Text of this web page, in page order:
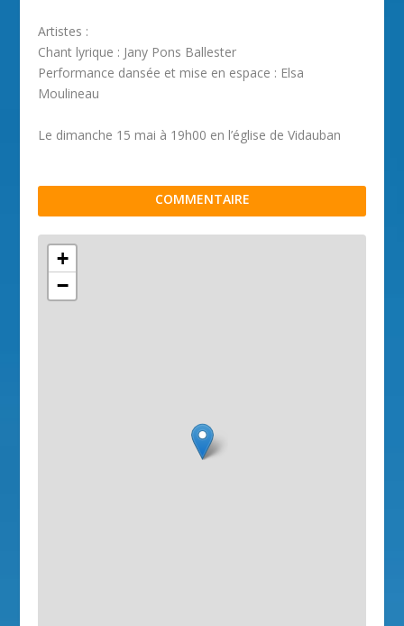
Artistes :
Chant lyrique : Jany Pons Ballester
Performance dansée et mise en espace : Elsa
Moulineau
Le dimanche 15 mai à 19h00 en l’église de Vidauban
COMMENTAIRE
+
−